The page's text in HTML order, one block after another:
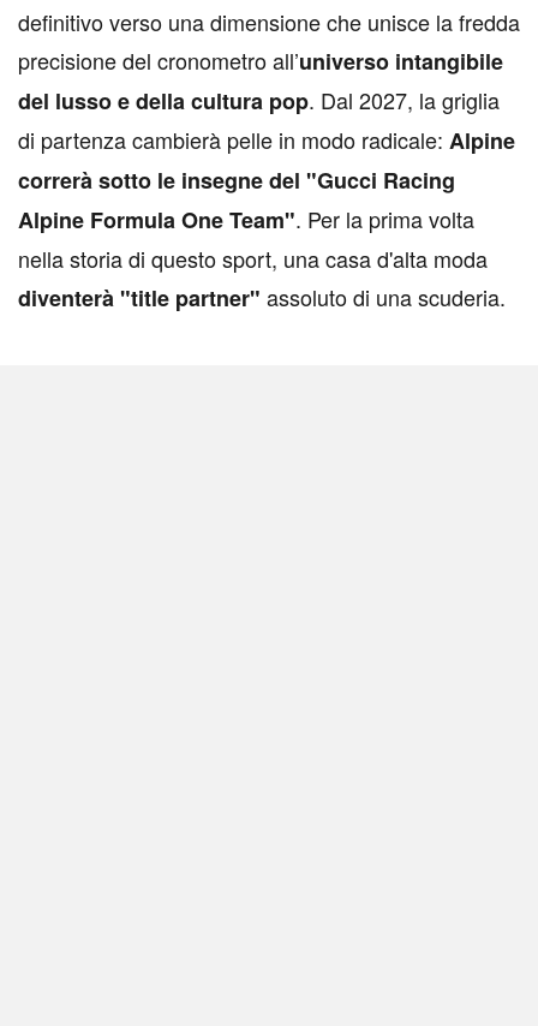
definitivo verso una dimensione che unisce la fredda
precisione del cronometro all’universo intangibile
del lusso e della cultura pop. Dal 2027, la griglia
di partenza cambierà pelle in modo radicale: Alpine
correrà sotto le insegne del "Gucci Racing
Alpine Formula One Team". Per la prima volta
nella storia di questo sport, una casa d'alta moda
diventerà "title partner" assoluto di una scuderia.